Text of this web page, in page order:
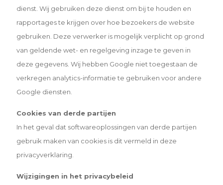
dienst. Wij gebruiken deze dienst om bij te houden en
rapportages te krijgen over hoe bezoekers de website
gebruiken. Deze verwerker is mogelijk verplicht op grond
van geldende wet- en regelgeving inzage te geven in
deze gegevens. Wij hebben Google niet toegestaan de
verkregen analytics-informatie te gebruiken voor andere
Google diensten.
Cookies van derde partijen
In het geval dat softwareoplossingen van derde partijen
gebruik maken van cookies is dit vermeld in deze
privacyverklaring.
Wijzigingen in het privacybeleid